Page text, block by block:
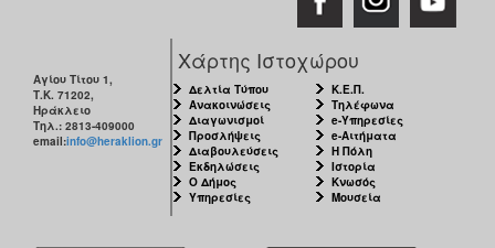
Αγίου Τίτου 1,
Τ.Κ. 71202,
Ηράκλειο
Τηλ.: 2813-409000
email:info@heraklion.gr
Χάρτης Ιστοχώρου
Δελτία Τύπου
Ανακοινώσεις
Διαγωνισμοί
Προσλήψεις
Διαβουλεύσεις
Εκδηλώσεις
Ο Δήμος
Υπηρεσίες
Κ.Ε.Π.
Τηλέφωνα
e-Υπηρεσίες
e-Αιτήματα
Η Πόλη
Ιστορία
Κνωσός
Μουσεία